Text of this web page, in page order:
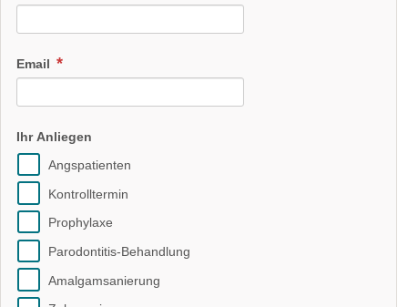
Email
Ihr Anliegen
Angspatienten
Kontrolltermin
Prophylaxe
Parodontitis-Behandlung
Amalgamsanierung